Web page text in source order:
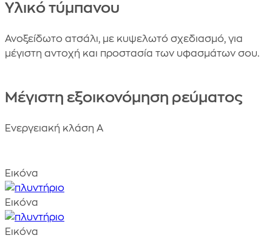
Υλικό τύμπανου
Ανοξείδωτο ατσάλι, με κυψελωτό σχεδιασμό, για
μέγιστη αντοχή και προστασία των υφασμάτων σου.
Μέγιστη εξοικονόμηση ρεύματος
Ενεργειακή κλάση Α
Εικόνα
Εικόνα
Εικόνα